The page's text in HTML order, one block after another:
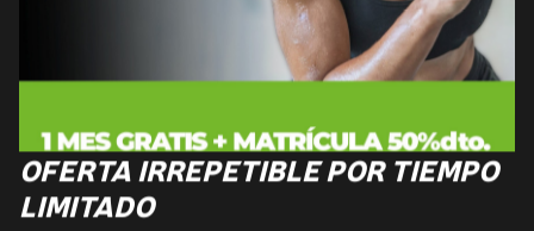
ÉNERGIE FITNESS POBLENOU
Carrer del Taulat, 179, BARCELONA, 08005
+34686540177
poblenou@energiefitness.es
OFERTA IRREPETIBLE POR TIEMPO
LIMITADO